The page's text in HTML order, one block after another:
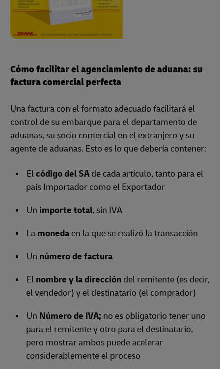
Cómo facilitar el agenciamiento de aduana: su
factura comercial perfecta
Una factura con el formato adecuado facilitará el
control de su embarque para el departamento de
aduanas, su socio comercial en el extranjero y su
agente de aduanas. Esto es lo que debería contener:
Elcódigo del SA de cada artículo, tanto para el
país Importador como el Exportador
Un importe total, sin IVA
La moneda en la que se realizó la transacción
Un número de factura
El nombre y la dirección del remitente (es decir,
el vendedor) y el destinatario (el comprador)
Un Número de IVA; no es obligatorio tener uno
para el remitente y otro para el destinatario,
pero mostrar ambos puede acelerar
considerablemente el proceso